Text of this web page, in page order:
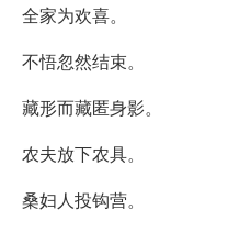
全家为欢喜。
不悟忽然结束。
藏形而藏匿身影。
农夫放下农具。
桑妇人投钩营。